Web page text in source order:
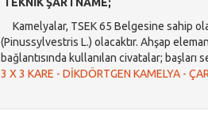
Kamelyalar, TSEK 65 Belgesine sahip
(Pinussylvestris L.) olacaktır. Ahşap
bağlantısında kullanılan civatalar;
3 X 3 KARE - DİKDÖRTGEN KAMELYA -